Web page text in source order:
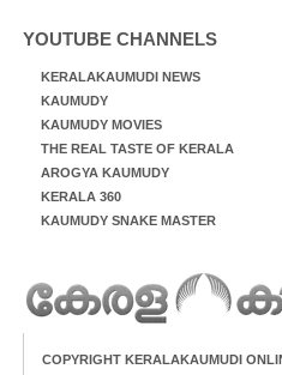
YOUTUBE CHANNELS
KERALAKAUMUDI NEWS
KAUMUDY
KAUMUDY MOVIES
THE REAL TASTE OF KERALA
AROGYA KAUMUDY
KERALA 360
KAUMUDY SNAKE MASTER
COPYRIGHT KERALAKAUMUDI